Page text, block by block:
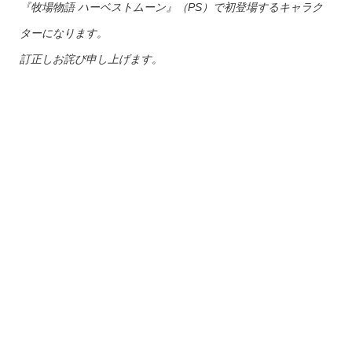
『牧場物語 ハーベストムーン』（PS）で初登場するキャラク
ターになります。
訂正しお詫び申し上げます。